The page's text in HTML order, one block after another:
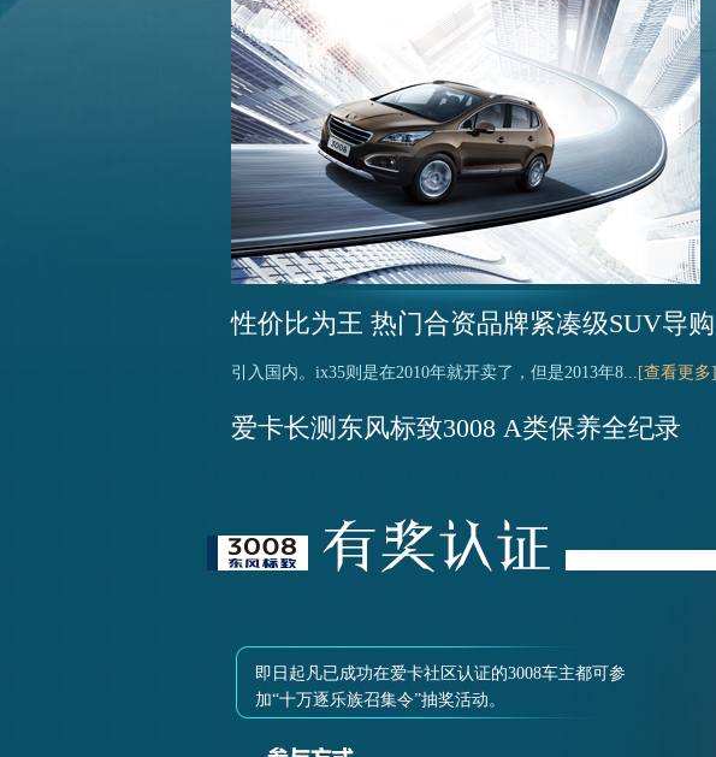
性价比为王 热门合资品牌紧凑级SUV导购
引入国内。ix35则是在2010年就开卖了，但是2013年8... [查看更多]
爱卡长测东风标致3008 A类保养全纪录
即日起凡已成功在爱卡社区认证的3008车主都可参
加“十万逐乐族召集令”抽奖活动。